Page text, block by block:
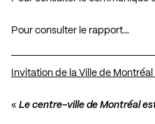
Pour consulter le rapport…
Invitation de la Ville de
« Le centre-ville de Montréal